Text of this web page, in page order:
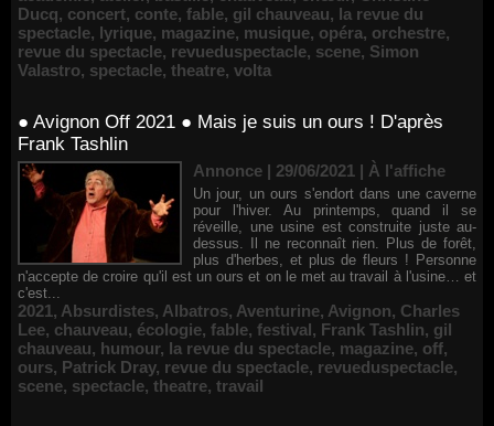
Ducq, concert, conte, fable, gil chauveau, la revue du
spectacle, lyrique, magazine, musique, opéra, orchestre,
revue du spectacle, revueduspectacle, scene, Simon
Valastro, spectacle, theatre, volta
● Avignon Off 2021 ● Mais je suis un ours ! D'après
Frank Tashlin
Annonce | 29/06/2021 | À l'affiche
Un jour, un ours s'endort dans une caverne
pour l'hiver. Au printemps, quand il se
réveille, une usine est construite juste au-
dessus. Il ne reconnaît rien. Plus de forêt,
plus d'herbes, et plus de fleurs ! Personne
n'accepte de croire qu'il est un ours et on le met au travail à l'usine… et
c'est...
2021, Absurdistes, Albatros, Aventurine, Avignon, Charles
Lee, chauveau, écologie, fable, festival, Frank Tashlin, gil
chauveau, humour, la revue du spectacle, magazine, off,
ours, Patrick Dray, revue du spectacle, revueduspectacle,
scene, spectacle, theatre, travail